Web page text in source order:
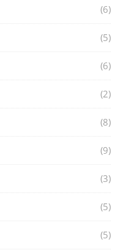
(6)
(5)
(6)
(2)
(8)
(9)
(3)
(5)
(5)